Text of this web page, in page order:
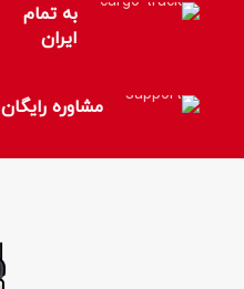
به تمام
ایران
مشاوره رایگان